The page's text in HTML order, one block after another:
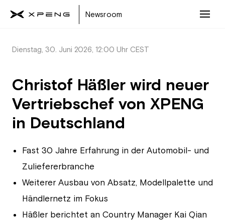
Newsroom
Dienstag, 30. Juni 2026, 12:00 Uhr CEST
Christof Häßler wird neuer
Vertriebschef von XPENG
in Deutschland
Fast 30 Jahre Erfahrung in der Automobil- und
Zuliefererbranche
Weiterer Ausbau von Absatz, Modellpalette und
Händlernetz im Fokus
Häßler berichtet an Country Manager Kai Qian